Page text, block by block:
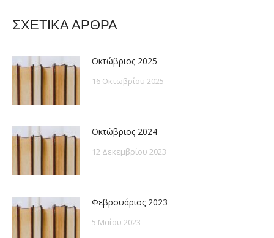
ΣΧΕΤΙΚΑ ΑΡΘΡΑ
Οκτώβριος 2025
16 Οκτωβρίου 2025
Οκτώβριος 2024
12 Δεκεμβρίου 2023
Φεβρουάριος 2023
5 Μαΐου 2023